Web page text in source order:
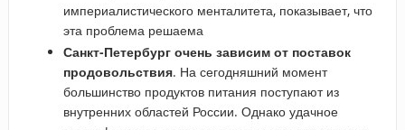
империалистического менталитета, показывает, что
эта проблема решаема
Санкт-Петербург очень зависим от поставок
продовольствия. На сегодняшний момент
большинство продуктов питания поступают из
внутренних областей России. Однако удачное